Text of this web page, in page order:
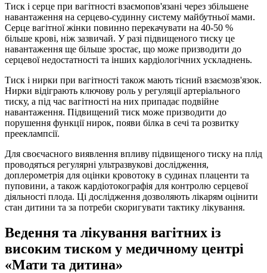
Тиск і серце при вагітності взаємопов'язані через збільшене
навантаження на серцево-судинну систему майбутньої мами.
Серце вагітної жінки повинно перекачувати на 40-50 %
більше крові, ніж зазвичай. У разі підвищеного тиску це
навантаження ще більше зростає, що може призводити до
серцевої недостатності та інших кардіологічних ускладнень.
Тиск і нирки при вагітності також мають тісний взаємозв'язок.
Нирки відіграють ключову роль у регуляції артеріального
тиску, а під час вагітності на них припадає подвійне
навантаження. Підвищений тиск може призводити до
порушення функції нирок, появи білка в сечі та розвитку
прееклампсії.
Для своєчасного виявлення впливу підвищеного тиску на плід
проводяться регулярні ультразвукові дослідження,
доплерометрія для оцінки кровотоку в судинах плаценти та
пуповини, а також кардіотокографія для контролю серцевої
діяльності плода. Ці дослідження дозволяють лікарям оцінити
стан дитини та за потреби скоригувати тактику лікування.
Ведення та лікування вагітних із
високим тиском у медичному центрі
«Мати та дитина»